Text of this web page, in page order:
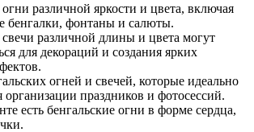
огни различной яркости и цвета, включая
бенгалки, фонтаны и салюты.
свечи различной длины и цвета могут
для декораций и создания ярких
огней и свечей, которые идеально
организации праздников и фотосессий.
есть бенгальские огни в форме сердца,